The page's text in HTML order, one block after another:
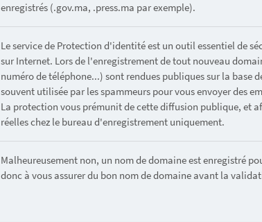
enregistrés (.gov.ma, .press.ma par exemple).
Le service de Protection d'identité est un outil essentiel de
sur Internet. Lors de l'enregistrement de tout nouveau
numéro de téléphone...) sont rendues publiques sur la base
souvent utilisée par les spammeurs pour vous envoyer des
La protection vous prémunit de cette diffusion publique, et
réelles chez le bureau d'enregistrement uniquement.
Malheureusement non, un nom de domaine est enregistré
donc à vous assurer du bon nom de domaine avant la